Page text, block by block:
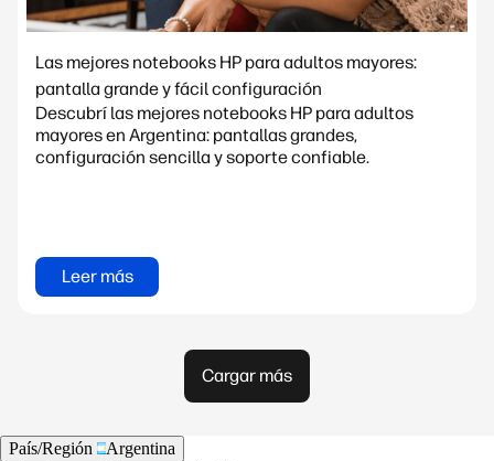
Las mejores notebooks HP para adultos mayores:
pantalla grande y fácil configuración
Descubrí las mejores notebooks HP para adultos
mayores en Argentina: pantallas grandes,
configuración sencilla y soporte confiable.
Leer más
Cargar más
País/Región
Argentina